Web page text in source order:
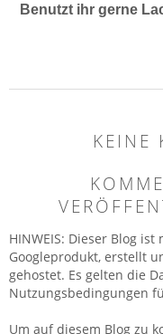
Benutzt ihr gerne
KEINE
HINWEIS: Dieser Blog
Googleprodukt, erstellt
gehostet. Es gelten die
Nutzungsbedingungen
Um auf diesem Blog zu